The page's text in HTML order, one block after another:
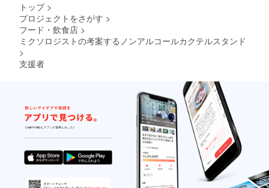
トップ >
プロジェクトをさがす >
フード・飲食店 >
ミクソロジストの考案するノンアルコールカクテルスタンド
>
支援者